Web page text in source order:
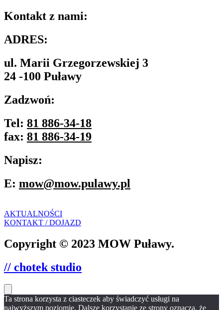
Kontakt z nami:
ADRES:
ul. Marii Grzegorzewskiej 3
24 -100 Puławy
Zadzwoń:
Tel: 81 886-34-18
fax: 81 886-34-19
Napisz:
E: mow@mow.pulawy.pl
AKTUALNOŚCI
KONTAKT / DOJAZD
Copyright © 2023 MOW Puławy.
// chotek studio
Ta strona korzysta z ciasteczek aby świadczyć usługi na
najwyższym poziomie. Dalsze korzystanie ze strony oznacza, że